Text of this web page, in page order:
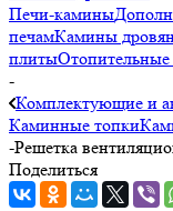
Печи-камины
печамКамины
плиты
-
Комплектующие и
Каминные топки
-Решетка
Поделиться